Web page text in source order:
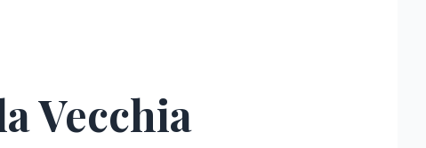
Vecchia